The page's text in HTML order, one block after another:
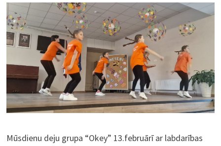
Mūsdienu deju grupa “Okey” 13.februārī ar labdarības